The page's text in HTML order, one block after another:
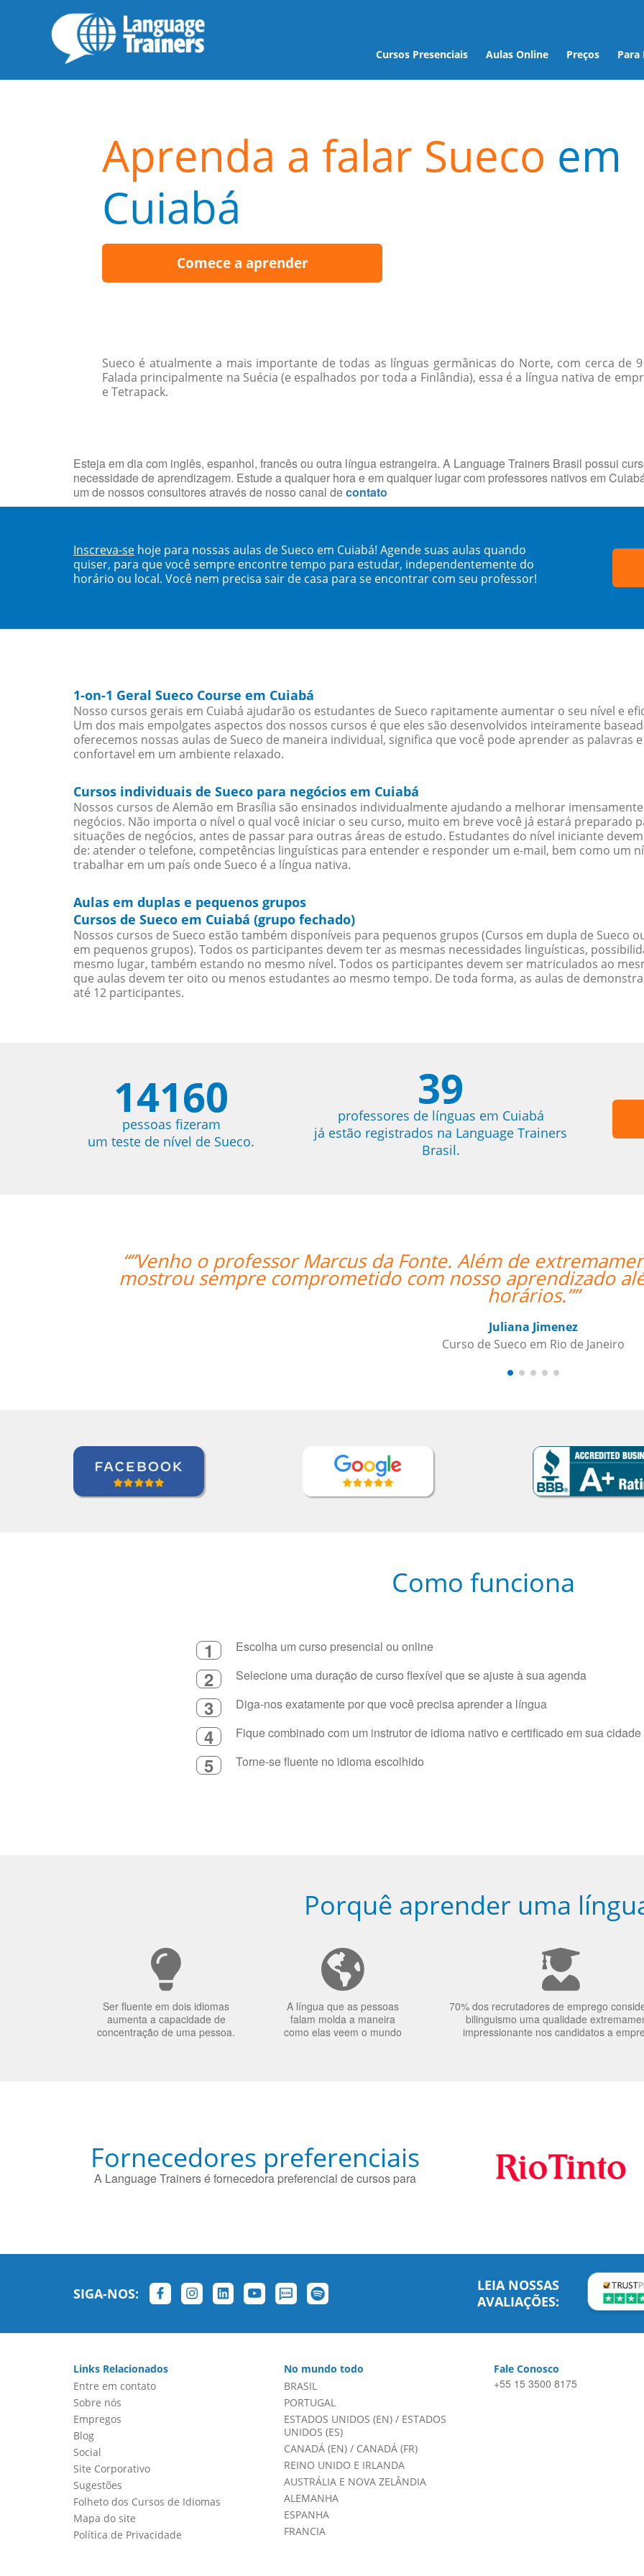
Cursos Presenciais Aulas Online Preços Para
Aprenda a falar Sueco em
Cuiabá
Comece a aprender
Sueco é atualmente a mais importante de todas as línguas germânicas do Norte, com cerca de
Falada principalmente na Suécia (e espalhados por toda a Finlândia), essa é a língua nativa de
e Tetrapack.
Esteja em dia com inglês, espanhol, francês ou outra língua estrangeira. A Language Trainers Brasil possui
necessidade de aprendizagem. Estude a qualquer hora e em qualquer lugar com professores nativos em
um de nossos consultores através de nosso canal decontato
Inscreva-se hoje para nossas aulas de Sueco em Cuiabá! Agende suas aulas quando
quiser, para que você sempre encontre tempo para estudar, independentemente do
horário ou local. Você nem precisa sair de casa para se encontrar com seu professor!
1-on-1 Geral Sueco Course em Cuiabá
Nosso cursos gerais em Cuiabá ajudarão os estudantes de Sueco rapitamente aumentar o seu nível e
Um dos mais empolgates aspectos dos nossos cursos é que eles são desenvolvidos inteiramente
oferecemos nossas aulas de Sueco de maneira individual, significa que você pode aprender as palavras
confortavel em um ambiente relaxado.
Cursos individuais de Sueco para negócios em Cuiabá
Nossos cursos de Alemão em Brasília são ensinados individualmente ajudando a melhorar
negócios. Não importa o nível o qual você iniciar o seu curso, muito em breve você já estará preparado
situações de negócios, antes de passar para outras áreas de estudo. Estudantes do nível iniciante
de: atender o telefone, competências linguísticas para entender e responder um e-mail, bem como um
trabalhar em um país onde Sueco é a língua nativa.
Aulas em duplas e pequenos grupos
Cursos de Sueco em Cuiabá (grupo fechado)
Nossos cursos de Sueco estão também disponíveis para pequenos grupos (Cursos em dupla de Sueco
em pequenos grupos). Todos os participantes devem ter as mesmas necessidades linguísticas,
mesmo lugar, também estando no mesmo nível. Todos os participantes devem ser matriculados ao
que aulas devem ter oito ou menos estudantes ao mesmo tempo. De toda forma, as aulas de
até 12 participantes.
14160
pessoas fizeram
um teste de nível de Sueco.
39
professores de línguas em Cuiabá
já estão registrados na Language Trainers
Brasil.
Fonte. Além de extremamente qualificado para as aulas, ele se
com nosso aprendizado além de condescendente com nossos
“”I
Como funciona
1 Escolha um curso presencial ou online
2 Selecione uma duração de curso flexível que se ajuste à sua agenda
3 Diga-nos exatamente por que você precisa aprender a língua
4 Fique combinado com um instrutor de idioma nativo e certificado em sua
5 Torne-se fluente no idioma escolhido
Porquê aprender uma
Ser fluente em dois idiomas
aumenta a capacidade de
concentração de uma pessoa.
A língua que as pessoas
falam molda a maneira
como elas veem o mundo
70% dos recrutadores de emprego
bilinguismo uma qualidade
impressionante nos candidatos a
Fornecedores preferenciais
A Language Trainers é fornecedora preferencial de cursos para
SIGA-NOS:
LEIA NOSSAS
AVALIAÇÕES:
Links Relacionados
Entre em contato
Sobre nós
Empregos
Blog
Social
Site Corporativo
Sugestões
Folheto dos Cursos de Idiomas
Mapa do site
Política de Privacidade
No mundo todo
BRASIL
PORTUGAL
ESTADOS UNIDOS (EN)/ ESTADOS
UNIDOS (ES)
CANADÁ (EN)/ CANADÁ (FR)
REINO UNIDO E IRLANDA
AUSTRÁLIA E NOVA ZELÂNDIA
ALEMANHA
ESPANHA
FRANCIA
Fale Conosco
+55 15 3500 8175